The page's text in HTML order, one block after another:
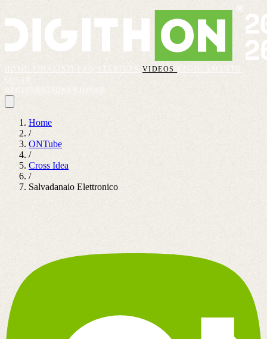
VIDEOS
REGOLAMENTO
Home
/
ONTube
/
Cross Idea
/
Salvadanaio Elettronico